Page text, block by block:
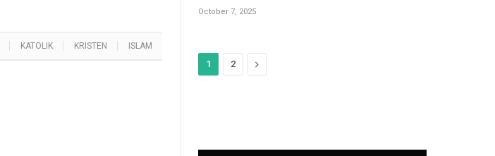
KATOLIK KRISTEN ISLAM
October 7, 2025
1 2
N